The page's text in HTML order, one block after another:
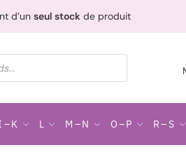
d’un seul stock de produit
– K L M – N O – P R – S